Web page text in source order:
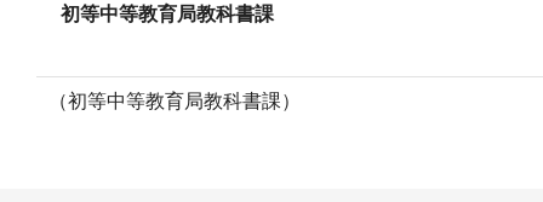
初等中等教育局教科書課
（初等中等教育局教科書課）